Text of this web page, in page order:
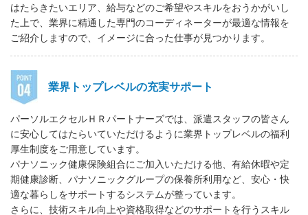
はたらきたいエリア、給与などのご希望やスキルをおうかがいし
た上で、業界に精通した専門のコーディネーターが最適な情報を
ご紹介しますので、イメージに合った仕事が見つかります。
業界トップレベルの充実サポート
パーソルエクセルＨＲパートナーズでは、派遣スタッフの皆さん
に安心してはたらいていただけるように業界トップレベルの福利
厚生制度をご用意しています。
パナソニック健康保険組合にご加入いただける他、有給休暇や定
期健康診断、パナソニックグループの保養所利用など、安心・快
適な暮らしをサポートするシステムが整っています。
さらに、技術スキル向上や資格取得などのサポートを行うスキル